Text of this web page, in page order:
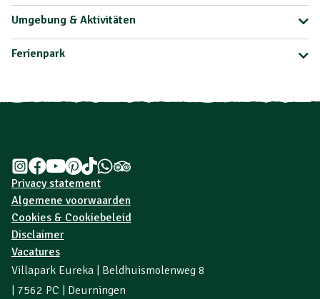
Umgebung & Aktivitäten
Ferienpark
Privacy statement
Algemene voorwaarden
Cookies & Cookiebeleid
Disclaimer
Vacatures
Villapark Eureka | Beldhuismolenweg 8
| 7562 PC | Deurningen